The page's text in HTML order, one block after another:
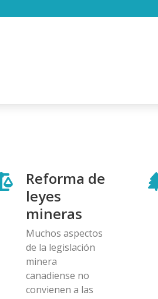
Reforma de
leyes
mineras
Muchos aspectos
de la legislación
minera
canadiense no
convienen a las